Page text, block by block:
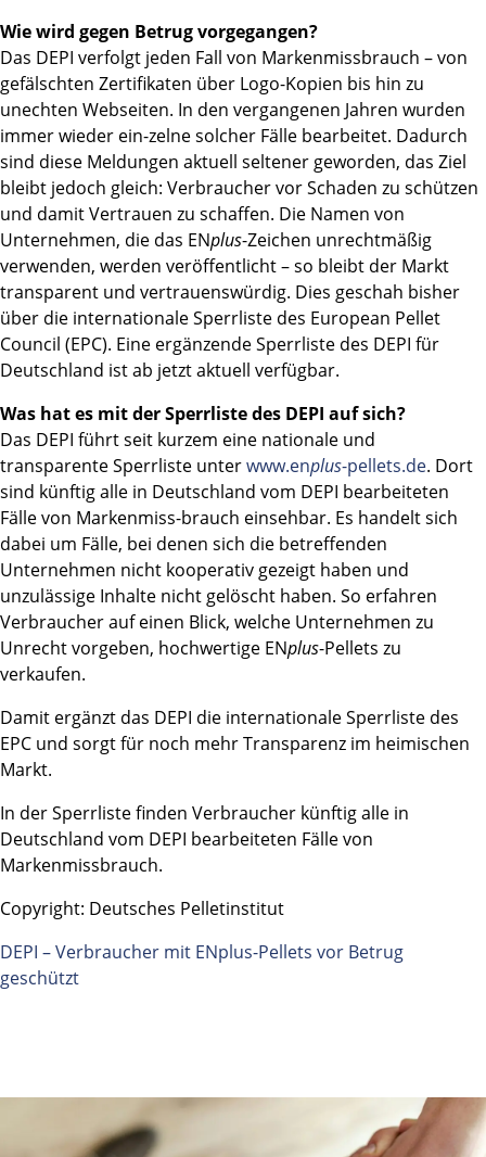
Wie wird gegen Betrug vorgegangen?
Das DEPI verfolgt jeden Fall von Markenmissbrauch – von
gefälschten Zertifikaten über Logo-Kopien bis hin zu
unechten Webseiten. In den vergangenen Jahren wurden
immer wieder ein-zelne solcher Fälle bearbeitet. Dadurch
sind diese Meldungen aktuell seltener geworden, das Ziel
bleibt jedoch gleich: Verbraucher vor Schaden zu schützen
und damit Vertrauen zu schaffen. Die Namen von
Unternehmen, die das ENplus-Zeichen unrechtmäßig
verwenden, werden veröffentlicht – so bleibt der Markt
transparent und vertrauenswürdig. Dies geschah bisher
über die internationale Sperrliste des European Pellet
Council (EPC). Eine ergänzende Sperrliste des DEPI für
Deutschland ist ab jetzt aktuell verfügbar.
Was hat es mit der Sperrliste des DEPI auf sich?
Das DEPI führt seit kurzem eine nationale und
transparente Sperrliste unterwww.enplus-pellets.de. Dort
sind künftig alle in Deutschland vom DEPI bearbeiteten
Fälle von Markenmiss-brauch einsehbar. Es handelt sich
dabei um Fälle, bei denen sich die betreffenden
Unternehmen nicht kooperativ gezeigt haben und
unzulässige Inhalte nicht gelöscht haben. So erfahren
Verbraucher auf einen Blick, welche Unternehmen zu
Unrecht vorgeben, hochwertige ENplus-Pellets zu
verkaufen.
Damit ergänzt das DEPI die internationale Sperrliste des
EPC und sorgt für noch mehr Transparenz im heimischen
Markt.
In der Sperrliste finden Verbraucher künftig alle in
Deutschland vom DEPI bearbeiteten Fälle von
Markenmissbrauch.
Copyright: Deutsches Pelletinstitut
DEPI – Verbraucher mit ENplus-Pellets vor Betrug
geschützt